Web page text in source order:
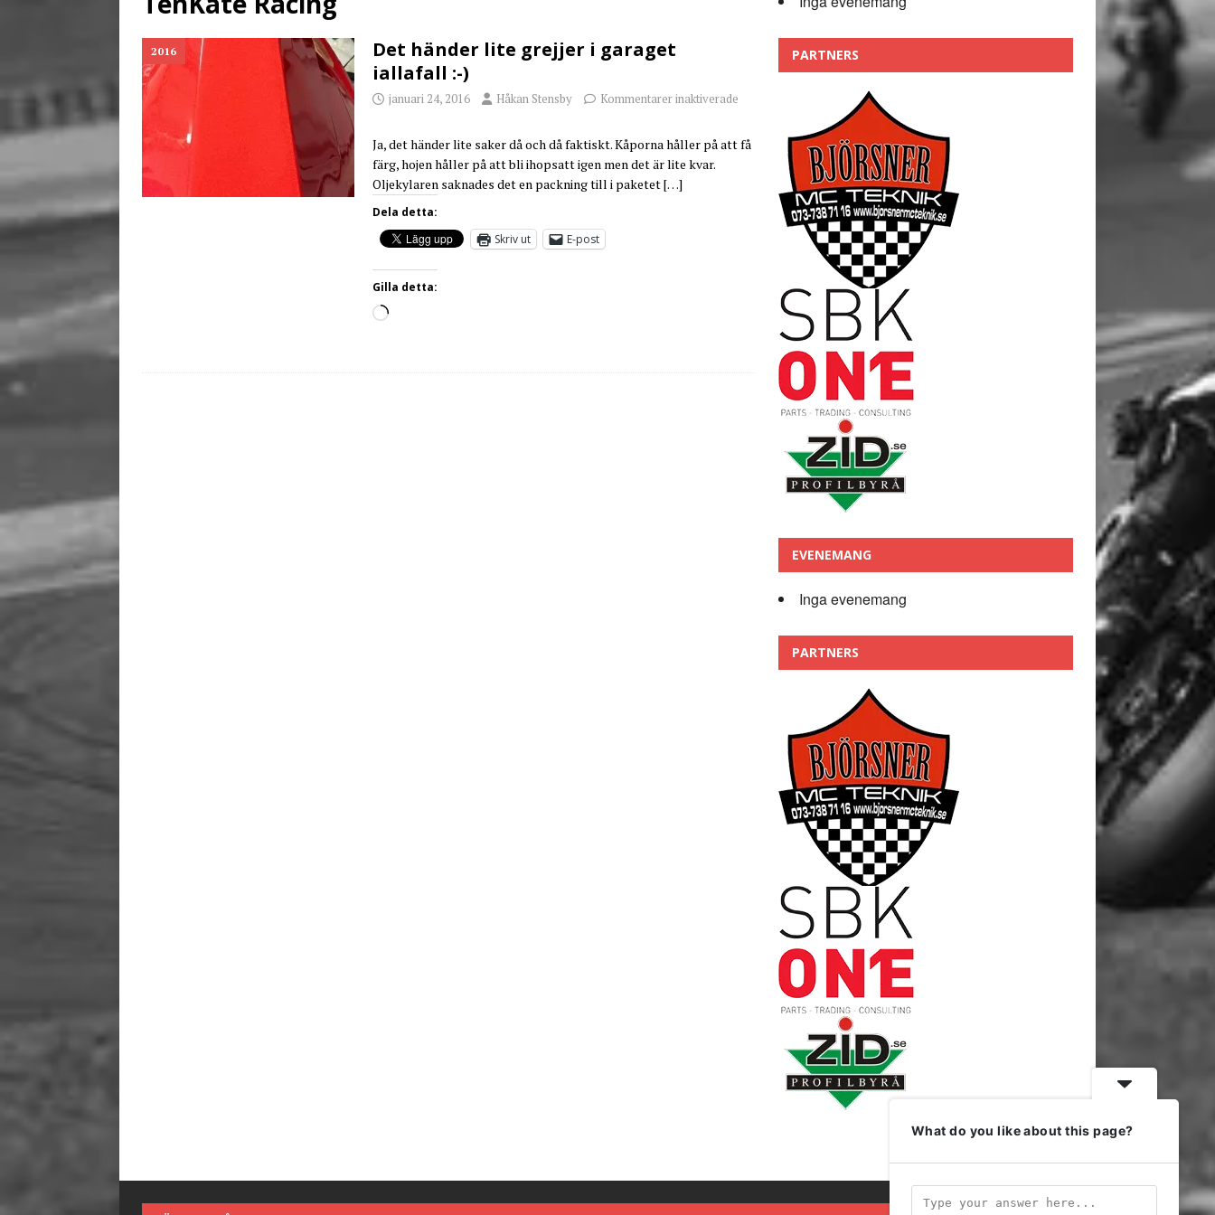
[ juni 26, 2026 ]
2016
Det händer lite grejjer i garaget
iallafall :-)
januari 24, 2016 Håkan Stensby Kommentarer inaktiverade
Ja, det händer lite saker då och då faktiskt. Kåporna håller på att få
färg, hojen håller på att bli ihopsatt igen men det är lite kvar.
Oljekylaren saknades det en packning till i paketet[…]
Dela detta:
Skriv ut
E-post
Gilla detta:
PARTNERS
EVENEMANG
Inga evenemang
PARTNERS
What do you like about this page?